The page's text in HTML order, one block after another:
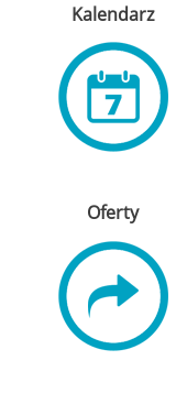
Kalendarz
Oferty